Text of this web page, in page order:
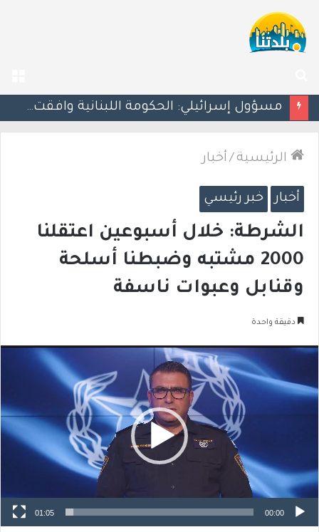
عن
بزشكيان يلوّح بالاستقالة للضغط نحو اتفاق مع واشنطن
الرئيسية / أخبار
أخبار خبر رئيسي
الشرطة: خلال أسبوعين اعتقلنا
2000 مشتبه وضبطنا أسلحة
وقنابل وعبوات ناسفة
دقيقة واحدة
مشغل
00:00
01:05